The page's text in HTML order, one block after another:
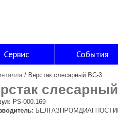
Сервис События
/ Верстак слесарный ВС-3
PS-000.169